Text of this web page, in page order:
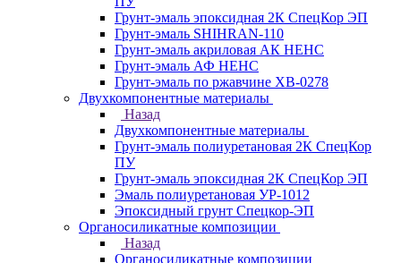
Грунт-эмаль эпоксидная 2К СпецКор ЭП
Грунт-эмаль SHIHRAN-110
Грунт-эмаль акриловая АК НЕНС
Грунт-эмаль АФ НЕНС
Грунт-эмаль по ржавчине ХВ-0278
Двухкомпонентные материалы
Назад
Двухкомпонентные материалы
Грунт-эмаль полиуретановая 2К СпецКор
ПУ
Грунт-эмаль эпоксидная 2К СпецКор ЭП
Эмаль полиуретановая УР-1012
Эпоксидный грунт Спецкор-ЭП
Органосиликатные композиции
Назад
Органосиликатные композиции